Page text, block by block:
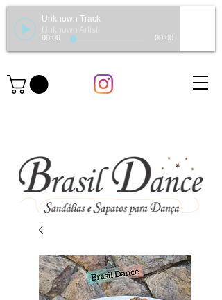
Unknown Track
Unknown Artist
00:00 00:00